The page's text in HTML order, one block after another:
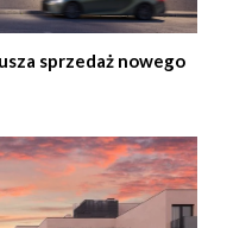
sprzedaż nowego